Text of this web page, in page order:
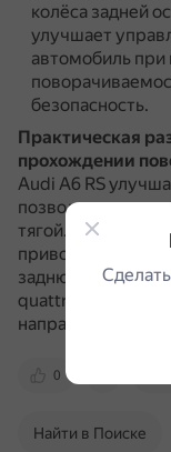
колёса задней
улучшает
автомобиль
безопасность.
Практическая
прохождении
Audi A6 RS
позволяет
тягой.
Во
приводом может
заднюю ось, в то
quattro с
направляет до
0
Найти в Поиске